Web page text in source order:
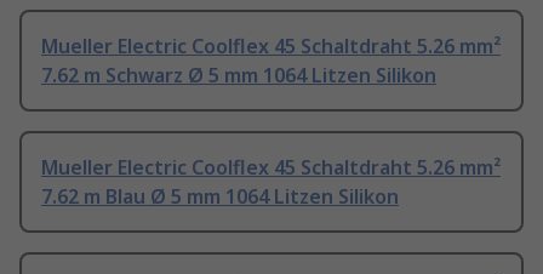
Mueller Electric Coolflex 45 Schaltdraht 5.26 mm²
7.62 m Schwarz Ø 5 mm 1064 Litzen Silikon
Mueller Electric Coolflex 45 Schaltdraht 5.26 mm²
7.62 m Blau Ø 5 mm 1064 Litzen Silikon